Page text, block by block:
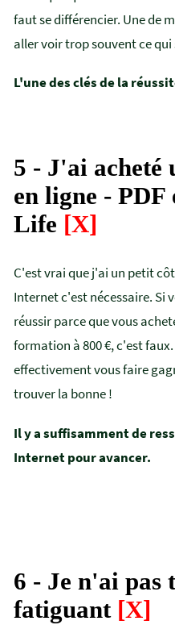
faut se différencier. Une de
aller voir trop souvent ce qui
L'une des clés de la
5 - J'ai acheté
en ligne -
Life [X]
C'est vrai que j'ai un petit
Internet c'est nécessaire. Si
réussir parce que vous
formation à 800 €, c'est
effectivement vous faire
trouver la bonne !
Il y a suffisamment de
Internet pour avancer.
6 - Je n'ai
fatiguant [X]